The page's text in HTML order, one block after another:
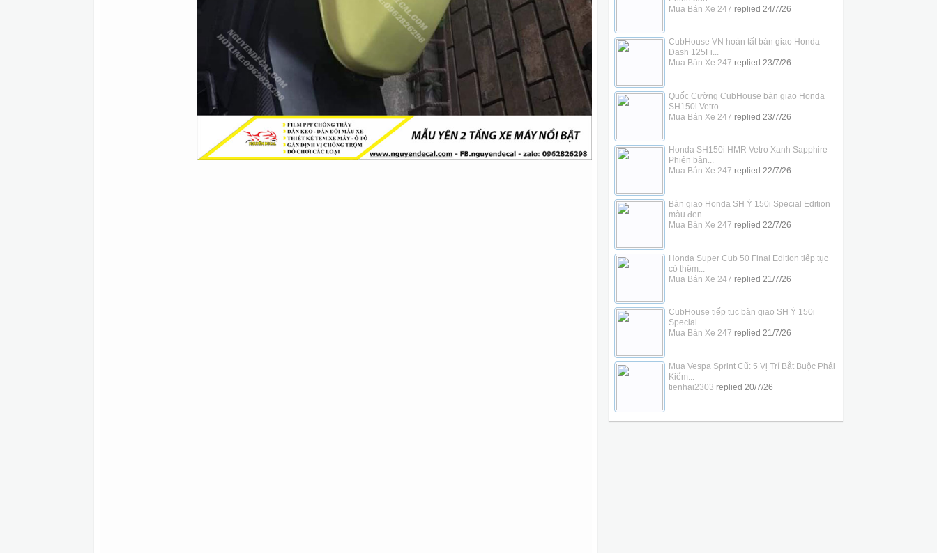
Mua Bán Xe 247 replied 24/7/26
CubHouse VN hoàn tất bàn giao Honda
Dash 125Fi...
Mua Bán Xe 247 replied 23/7/26
Quốc Cường CubHouse bàn giao Honda
SH150i Vetro...
Mua Bán Xe 247 replied 23/7/26
Honda SH150i HMR Vetro Xanh Sapphire –
Phiên bản...
Mua Bán Xe 247 replied 22/7/26
Bàn giao Honda SH Ý 150i Special Edition
màu đen...
Mua Bán Xe 247 replied 22/7/26
Honda Super Cub 50 Final Edition tiếp tục
có thêm...
Mua Bán Xe 247 replied 21/7/26
CubHouse tiếp tục bàn giao SH Ý 150i
Special...
Mua Bán Xe 247 replied 21/7/26
Mua Vespa Sprint Cũ: 5 Vị Trí Bắt Buộc Phải
Kiểm...
tienhai2303 replied 20/7/26